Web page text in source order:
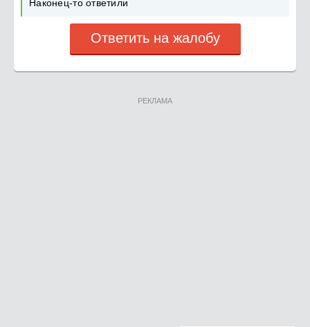
Наконец-то ответили
Ответить на жалобу
РЕКЛАМА